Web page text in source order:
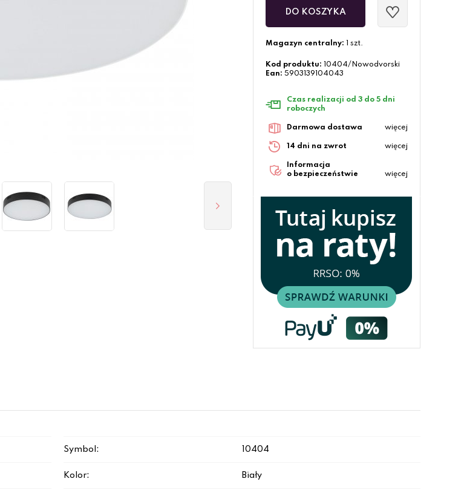
DO KOSZYKA
Magazyn centralny: 1 szt.
Kod produktu:
10404/Nowodvorski
Ean: 5903139104043
Czas realizacji od 3 do 5 dni
roboczych
Darmowa dostawa więcej
14 dni na zwrot więcej
Informacja
o bezpieczeństwie
więcej
Symbol: 10404
Kolor: Biały